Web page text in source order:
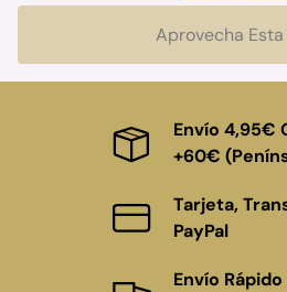
Aprovecha
Envío 4,95€
+60€
Tarjeta,
PayPal
Envío